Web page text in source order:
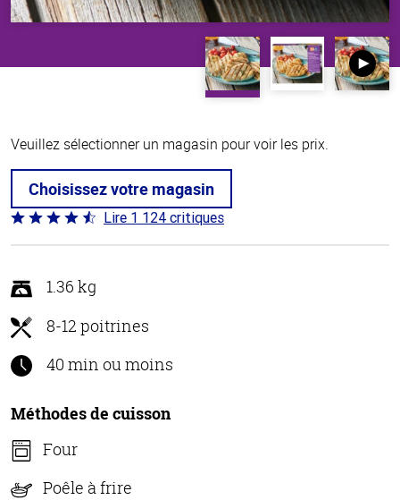
Veuillez sélectionner un magasin pour voir les prix.
Choisissez votre magasin
Coté
4.6 sur
Lire 1 124 critiques
1.36 kg
8-12 poitrines
40 min ou moins
Méthodes de cuisson
Four
Poêle à frire